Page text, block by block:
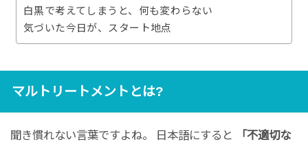
白黒で考えてしまうと、何も変わらない
気づいた今日が、スタート地点
マルトリートメントとは?
聞き慣れない言葉ですよね。 日本語にすると
「不適切な